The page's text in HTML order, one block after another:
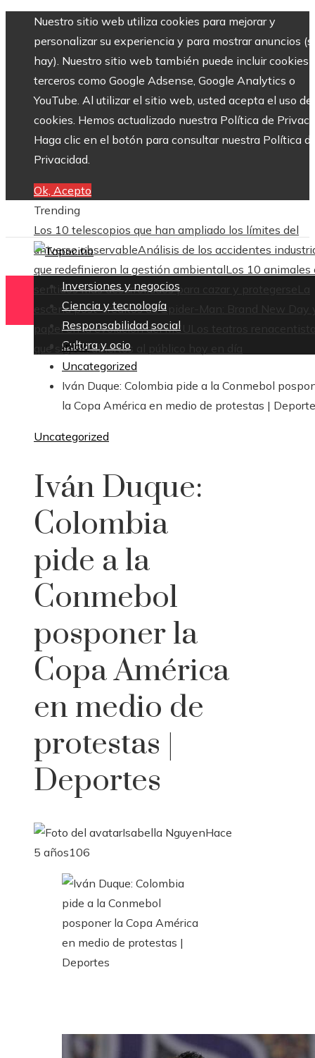
Nuestro sitio web utiliza cookies para mejorar y
personalizar su experiencia y para mostrar anuncios
hay). Nuestro sitio web también puede incluir cookies
terceros como Google Adsense, Google Analytics o
YouTube. Al utilizar el sitio web, usted acepta el uso de
cookies. Hemos actualizado nuestra Política de
Haga clic en el botón para consultar nuestra Política
Privacidad.
Ok, Acepto
Trending
Los 10 telescopios que han ampliado los límites del
universo observableAnálisis de los accidentes
que redefinieron la gestión ambientalLos 10 animales
sentidos más desarrollados para cazar y protegerse La
escena post-créditos de Spider-Man: Brand New Day
papel en la evolución del MCU
Los teatros
que siguen abiertos al público hoy en día
Inversiones y negocios
Ciencia y tecnología
Responsabilidad social
Cultura y ocio
Inicio
Uncategorized
Iván Duque: Colombia pide a la Conmebol
la Copa América en medio de protestas |
Uncategorized
Iván Duque:
Colombia
pide a la
Conmebol
posponer la
Copa América
en medio de
protestas |
Deportes
Isabella NguyenHace
5 años106